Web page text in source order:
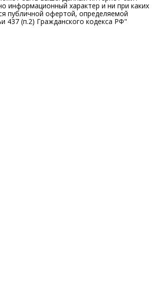
информационный характер и ни при каких
публичной офертой, определяемой
437 (п.2) Гражданского кодекса РФ"